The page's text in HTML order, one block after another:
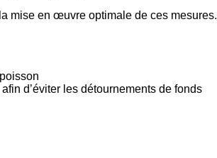
mise en œuvre optimale de ces mesures.
d’éviter les détournements de fonds